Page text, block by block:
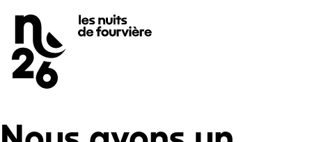
Se rendre au
Contenu principal
Pied de page